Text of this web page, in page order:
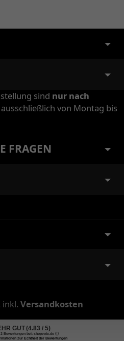
sind nur nach
von Montag bis
FRAGEN
inkl. Versandkosten
GUT(4.83 / 5)
2 Bewertungen bei: shopvote.de ⓘ
zur Echtheit der Bewertungen